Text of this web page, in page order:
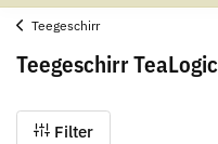
Teegeschirr
Teegeschirr TeaLogic
Filter